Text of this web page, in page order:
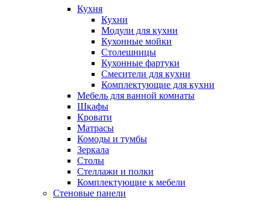
Кухня
Кухни
Модули для кухни
Кухонные мойки
Столешницы
Кухонные фартуки
Смесители для кухни
Комплектующие для кухни
Мебель для ванной комнаты
Шкафы
Кровати
Матрасы
Комоды и тумбы
Зеркала
Столы
Стеллажи и полки
Комплектующие к мебели
Стеновые панели